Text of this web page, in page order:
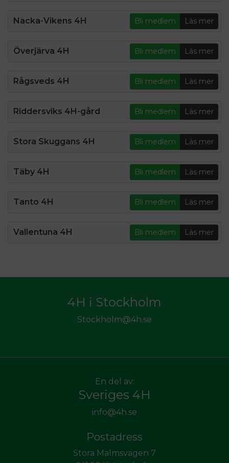
Nacka-Vikens 4H Bli medlem Läs mer
Överjärva 4H Bli medlem Läs mer
Rågsveds 4H Bli medlem Läs mer
Riddersviks 4H-gård Bli medlem Läs mer
Stora Skuggans 4H Bli medlem Läs mer
Täby 4H Bli medlem Läs mer
Tanto 4H Bli medlem Läs mer
Vallentuna 4H Bli medlem Läs mer
4H i Stockholm
Stockholm@4h.se
En del av:
Sveriges 4H
info@4h.se
Postadress
Stora Malmsvägen 7